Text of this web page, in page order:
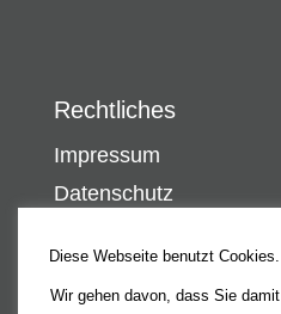
Rechtliches
Impressum
Datenschutz
Diese Webseite benutzt Cookies.
Wir gehen davon, dass Sie damit